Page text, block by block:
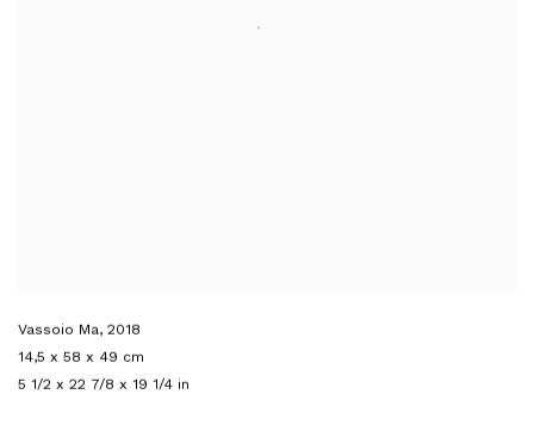
Vassoio Ma, 2018
14,5 x 58 x 49 cm
5 1/2 x 22 7/8 x 19 1/4 in